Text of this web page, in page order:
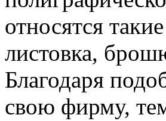
относятся
листовка,
Благодаря
свою фирму,